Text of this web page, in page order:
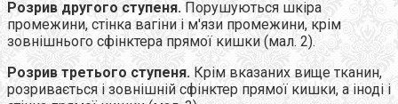
Розрив другого ступеня. Порушуються шкіра
промежини, стінка вагіни і м'язи промежини, крім
зовнішнього сфінктера прямої кишки (мал. 2).
Розрив третього ступеня. Крім вказаних вище тканин,
розривається і зовнішній сфінктер прямої кишки, а іноді і